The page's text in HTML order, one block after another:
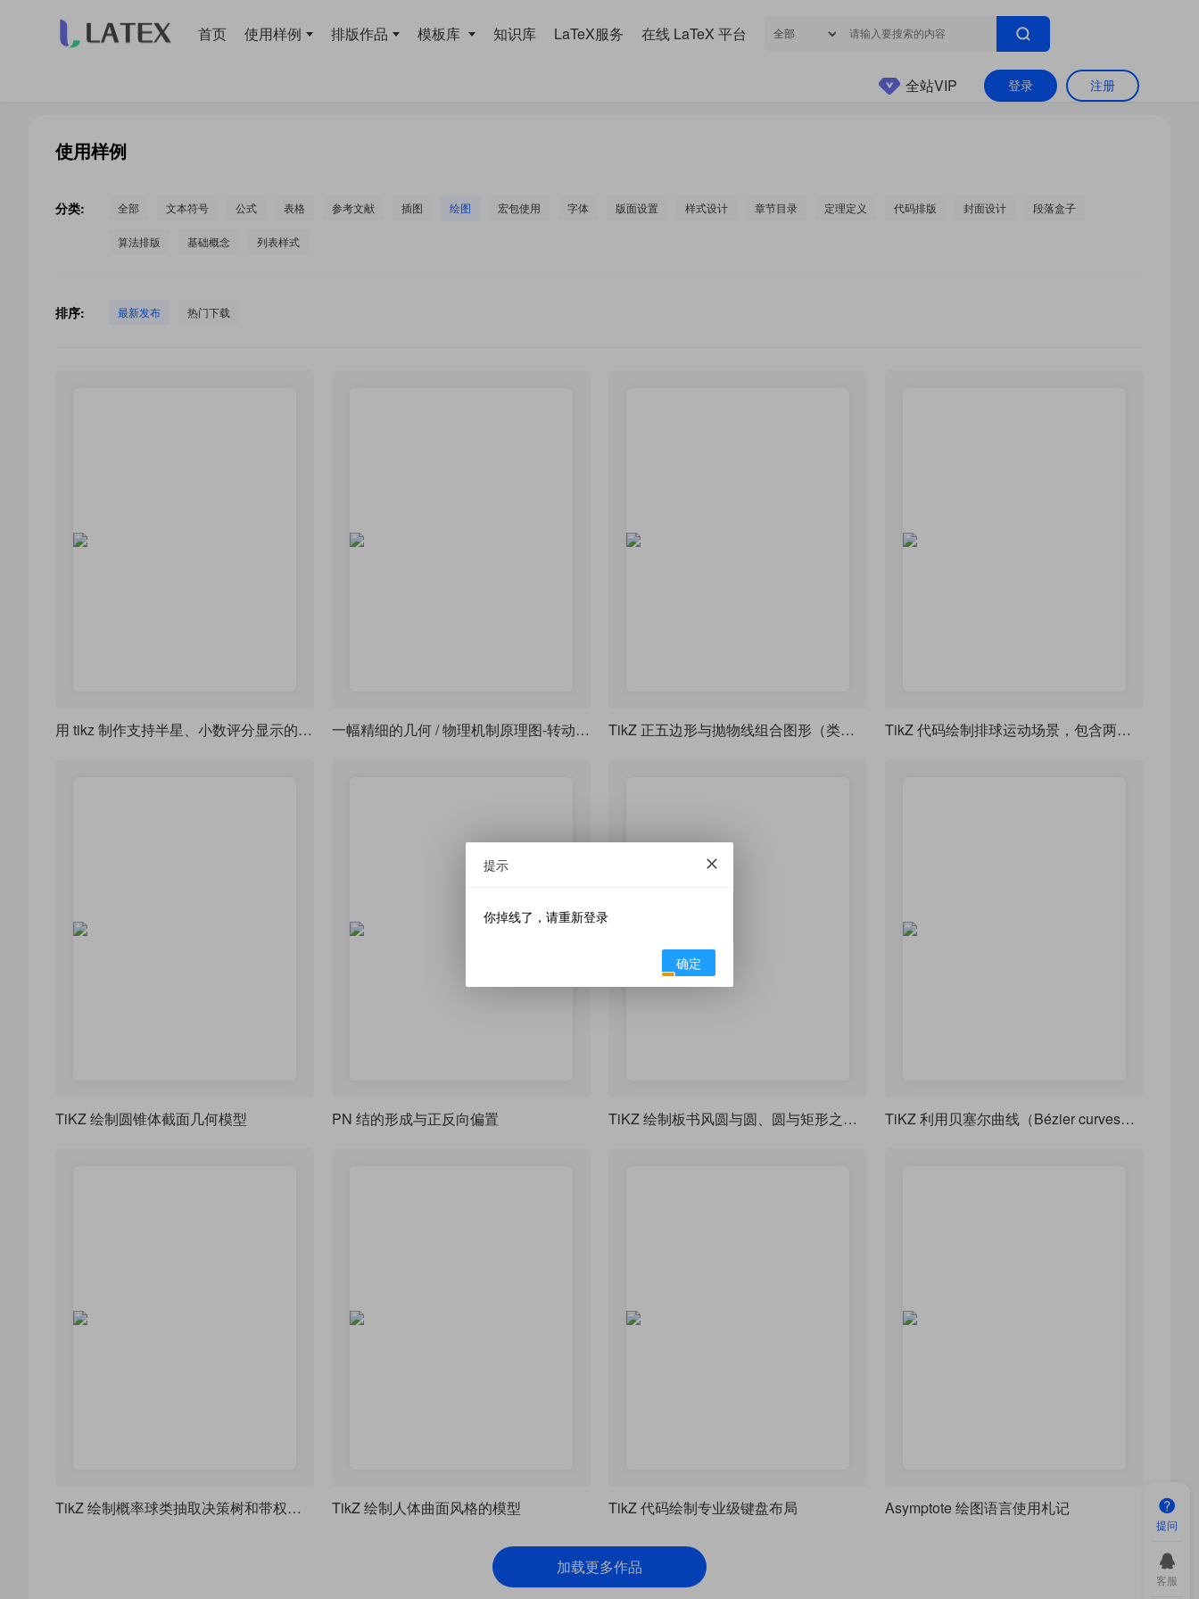
首页 使用样例 排版作品 模板库 知识库 LaTeX服务 在线 LaTeX 平台
登录 注册
全站VIP
使用样例
分类: 全部 文本符号 公式 表格 参考文献 插图 绘图 宏包使用 字体 版面设置 样式设计 章节目录 定理定义 代码排版 封面设计 段落盒子
算法排版 基础概念 列表样式
排序: 最新发布 热门下载
用 tikz 制作支持半星、小数评分显示的星级评分 一幅精细的几何 / 物理机制原理图-转动连杆、轨道及阴影剖面线三维几何投影图 TikZ 正五边形与抛物线组合图形（类似 “花瓣” 或 “星形” 图案） TikZ 代码绘制排球运动场景，包含两名运动员和排球轨迹
TiKZ 绘制圆锥体截面几何模型 PN 结的形成与正反向偏置 TiKZ 绘制板书风圆与圆、圆与矩形之间的相交关系 TiKZ 利用贝塞尔曲线（Bézier curves）精确绘制艺术感的三叶草
TikZ 绘制概率球类抽取决策树和带权重的概率分布树 TikZ 绘制人体曲面风格的模型 TikZ 代码绘制专业级键盘布局 Asymptote 绘图语言使用札记
加载更多作品
提问
客服
提示
你掉线了，请重新登录
确定